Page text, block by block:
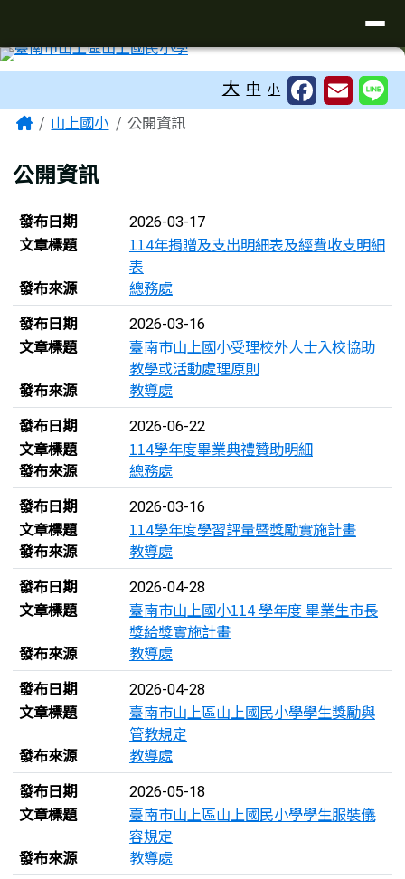
臺南市山上區山上國民小學-童趣有
大 中 小
主內容區域
Home山上國小 公開資訊
公開資訊
文章列表
發布日期 2026-03-17
文章標題
114年捐贈及支出明細表及經費收支明細
表
發布來源
總務處
發布日期
2026-03-16
文章標題
臺南市山上國小受理校外人士入校協助
教學或活動處理原則
發布來源
教導處
發布日期
2026-06-22
文章標題
114學年度畢業典禮贊助明細
發布來源
總務處
發布日期
2026-03-16
文章標題
114學年度學習評量暨獎勵實施計畫
發布來源
教導處
發布日期
2026-04-28
文章標題
臺南市山上國小114 學年度 畢業生市長
獎給獎實施計畫
發布來源
教導處
發布日期
2026-04-28
文章標題
臺南市山上區山上國民小學學生獎勵與
管教規定
發布來源
教導處
發布日期
2026-05-18
文章標題
臺南市山上區山上國民小學學生服裝儀
容規定
發布來源
教導處
頁尾區域